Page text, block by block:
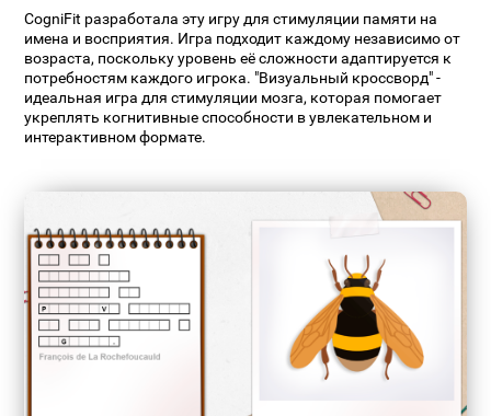
CogniFit разработала эту игру для стимуляции памяти на
имена и восприятия. Игра подходит каждому независимо от
возраста, поскольку уровень её сложности адаптируется к
потребностям каждого игрока. "Визуальный кроссворд" -
идеальная игра для стимуляции мозга, которая помогает
укреплять когнитивные способности в увлекательном и
интерактивном формате.